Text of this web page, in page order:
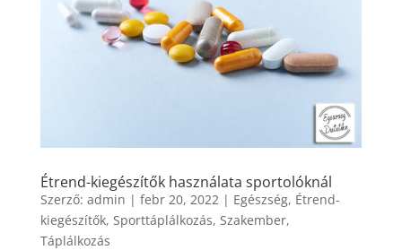
Étrend-kiegészítők használata sportolóknál
Szerző: admin | febr 20, 2022| Egészség, Étrend-
kiegészítők, Sporttáplálkozás, Szakember,
Táplálkozás